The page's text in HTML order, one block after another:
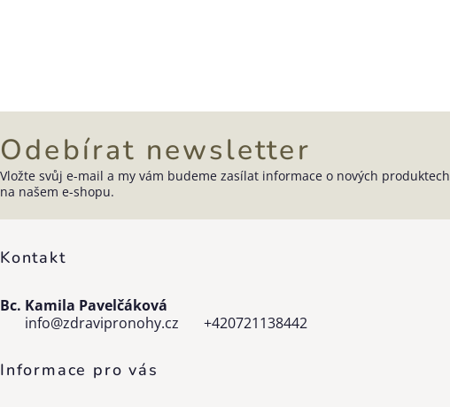
Zápatí
Kontakt
Bc. Kamila Pavelčáková
info@zdravipronohy.cz +420721138442
Informace pro vás
Odebírat newsletter
Vložte svůj e-mail a my vám budeme zasílat informace o nových produktech
na našem e-shopu.